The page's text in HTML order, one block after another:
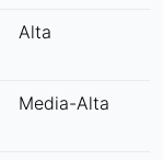
Alta
Media-Alta